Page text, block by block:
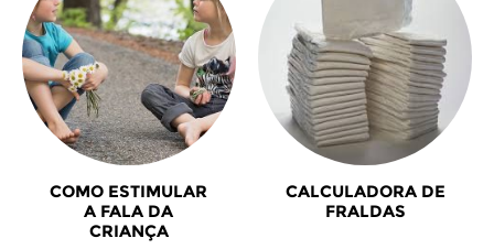
COMO ESTIMULAR
A FALA DA
CRIANÇA
CALCULADORA DE
FRALDAS